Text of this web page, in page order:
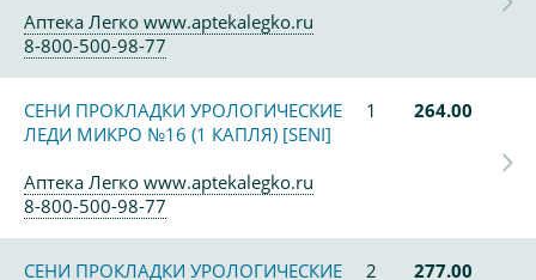
Аптека Легко www.aptekalegko.ru
8-800-500-98-77
СЕНИ ПРОКЛАДКИ УРОЛОГИЧЕСКИЕ
ЛЕДИ МИКРО №16 (1 КАПЛЯ) [SENI]
1 264.00
Аптека Легко www.aptekalegko.ru
8-800-500-98-77
СЕНИ ПРОКЛАДКИ УРОЛОГИЧЕСКИЕ
2 277.00